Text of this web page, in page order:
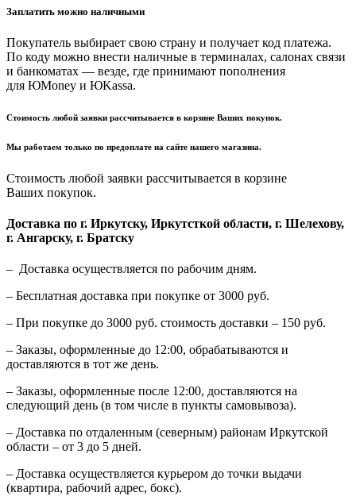
Заплатить можно наличными
Покупатель выбирает свою страну и получает код платежа.
По коду можно внести наличные в терминалах, салонах связи
и банкоматах — везде, где принимают пополнения
для ЮMoney и ЮKassa.
Стоимость любой заявки рассчитывается в корзине Ваших покупок.
Мы работаем только по предоплате на сайте нашего магазина.
Стоимость любой заявки рассчитывается в корзине
Ваших покупок.
Доставка по г. Иркутску, Иркутсткой области, г. Шелехову,
г. Ангарску, г. Братску
– Доставка осуществляется по рабочим дням.
– Бесплатная доставка при покупке от 3000 руб.
– При покупке до 3000 руб. стоимость доставки – 150 руб.
– Заказы, оформленные до 12:00, обрабатываются и
доставляются в тот же день.
– Заказы, оформленные после 12:00, доставляются на
следующий день (в том числе в пункты самовывоза).
– Доставка по отдаленным (северным) районам Иркутской
области – от 3 до 5 дней.
– Доставка осуществляется курьером до точки выдачи
(квартира, рабочий адрес, бокс).